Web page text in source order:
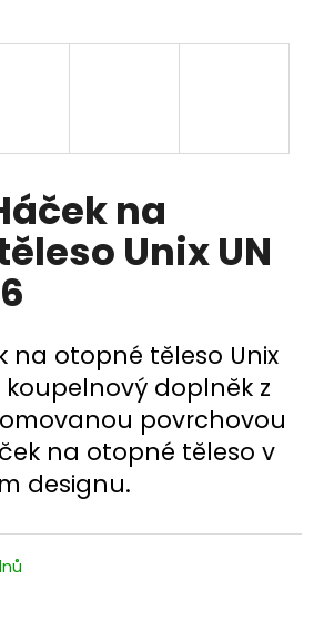
na
Unix UN
na otopné těleso Unix
koupelnový doplněk z
povrchovou
na otopné těleso v
designu.
HLEDAT